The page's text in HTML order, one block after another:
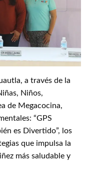
a través de la
Niños,
de Megacocina,
“GPS
es Divertido”, los
que impulsa la
más saludable y